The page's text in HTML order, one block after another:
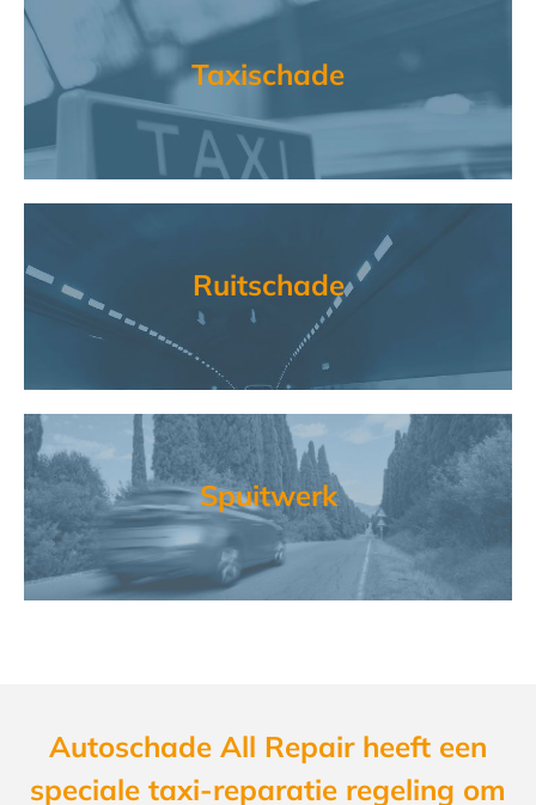
Taxischade
Ruitschade
Spuitwerk
Autoschade All Repair heeft een
speciale taxi-reparatie regeling om